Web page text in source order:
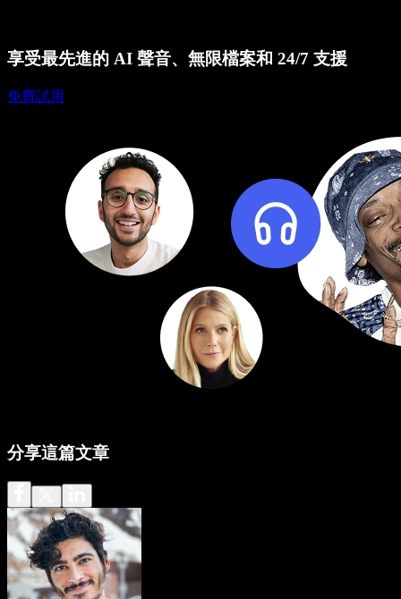
享受最先進的 AI 聲音、無限檔案和 24/7 支援
免費試用
分享這篇文章